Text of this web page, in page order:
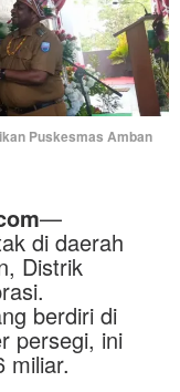
Puskesmas Amban
—
di daerah
Distrik
berdiri di
persegi, ini
miliar.